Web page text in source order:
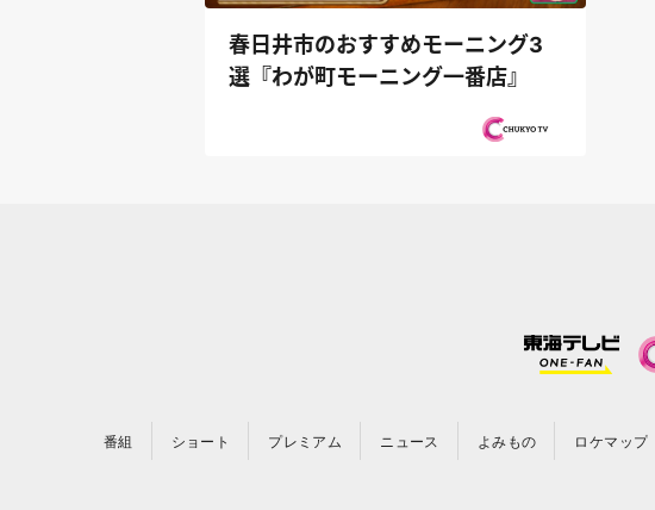
春日井市のおすすめモーニング3
選『わが町モーニング一番店』
番組 ショート プレミアム ニュース よみもの ロケマップ